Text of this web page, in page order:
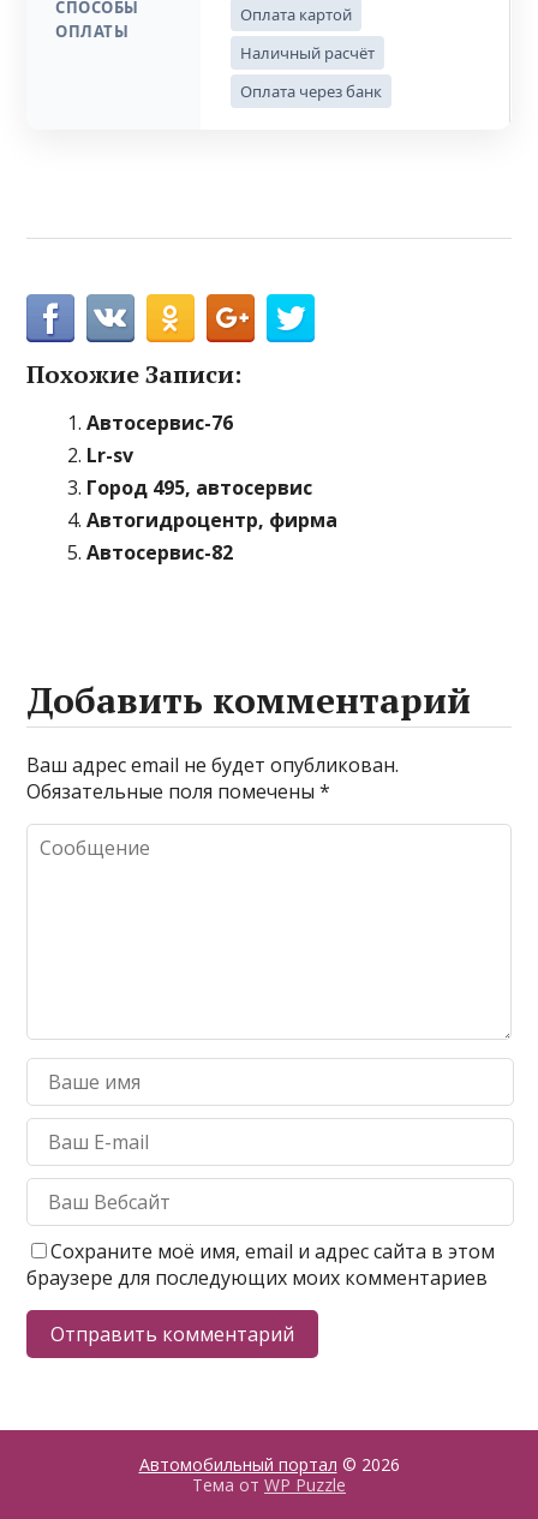
СПОСОБЫ
ОПЛАТЫ
Оплата картой
Наличный расчёт
Оплата через банк
Похожие Записи:
Автосервис-76
Lr-sv
Город 495, автосервис
Автогидроцентр, фирма
Автосервис-82
Добавить комментарий
Ваш адрес email не будет опубликован.
Обязательные поля помечены*
Сохраните моё имя, email и адрес сайта в этом
браузере для последующих моих комментариев
Автомобильный портал © 2026
Тема от WP Puzzle